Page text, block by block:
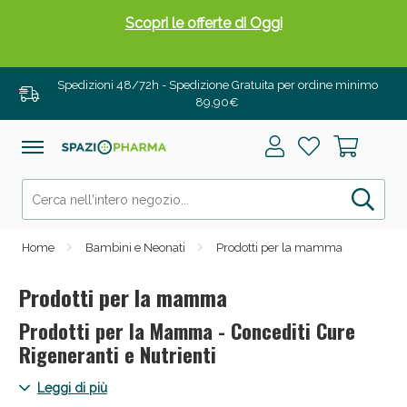
Spedizioni 48/72h - Spedizione Gratuita per ordine minimo
89,90€
Home Bambini e Neonati Prodotti per la mamma
Prodotti per la mamma
Prodotti per la Mamma - Concediti Cure
Rigeneranti e Nutrienti
Spaziopharma.it presenta una vasta gamma di prodotti dedicati
Leggi di più
Drenanti e Pancia Piatta: Sconti fino al 55% validi
Salini e Multivitaminici: oggi Sconto extra fino al
50%!